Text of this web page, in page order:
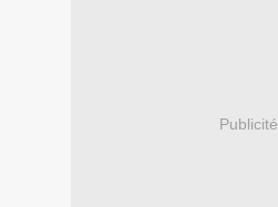
Publicité